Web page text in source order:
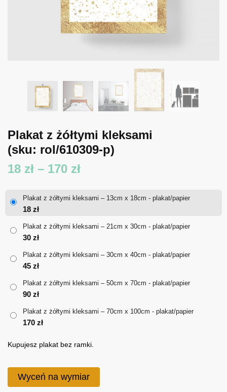
Plakat z żółtymi kleksami
(sku: rol/610309-p)
18 zł – 170 złZakres
18 zł
Plakat z żółtymi kleksami – 13cm x 18cm - plakat/papier
18 zł
Plakat z żółtymi kleksami – 21cm x 30cm - plakat/papier
30 zł
Plakat z żółtymi kleksami – 30cm x 40cm - plakat/papier
45 zł
Plakat z żółtymi kleksami – 50cm x 70cm - plakat/papier
90 zł
Plakat z żółtymi kleksami – 70cm x 100cm - plakat/papier
170 zł
Kupujesz plakat bez ramki.
Wyceń na wymiar